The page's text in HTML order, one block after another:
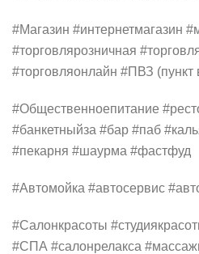
#Магазин #интернетмагазин
#торговлярозничная
#торговляонлайн #ПВЗ (пункт
#Общественноепитание
#банкетныйза #бар #паб
#пекарня #шаурма #фастфуд
#Автомойка #автосервис
#Салонкрасоты
#СПА #салонрелакса